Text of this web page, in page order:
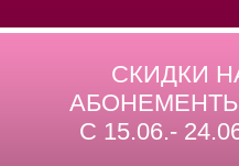
СКИДКИ
С 15.06.-